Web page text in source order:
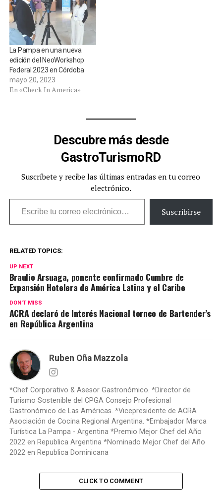
La Pampa en una nueva
edición del NeoWorkshop
Federal 2023 en Córdoba
mayo 20, 2023
En «Check In America»
Descubre más desde
GastroTurismoRD
Suscríbete y recibe las últimas entradas en tu correo
electrónico.
Escribe tu correo electrónico…
Suscribirse
RELATED TOPICS:
UP NEXT
Braulio Arsuaga, ponente confirmado Cumbre de
Expansión Hotelera de América Latina y el Caribe
DON'T MISS
ACRA declaró de Interés Nacional torneo de Bartender’s
en República Argentina
Ruben Oña Mazzola
*Chef Corporativo & Asesor Gastronómico. *Director de
Turismo Sostenible del CPGA Consejo Profesional
Gastronómico de Las Américas. *Vicepresidente de ACRA
Asociación de Cocina Regional Argentina. *Embajador Marca
Turística La Pampa - Argentina *Premio Mejor Chef del Año
2022 en Republica Argentina *Nominado Mejor Chef del Año
2022 en Republica Dominicana
CLICK TO COMMENT